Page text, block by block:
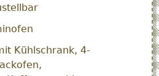
Kühlschrank, 4-